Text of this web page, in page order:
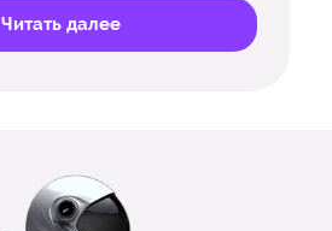
Читать далее